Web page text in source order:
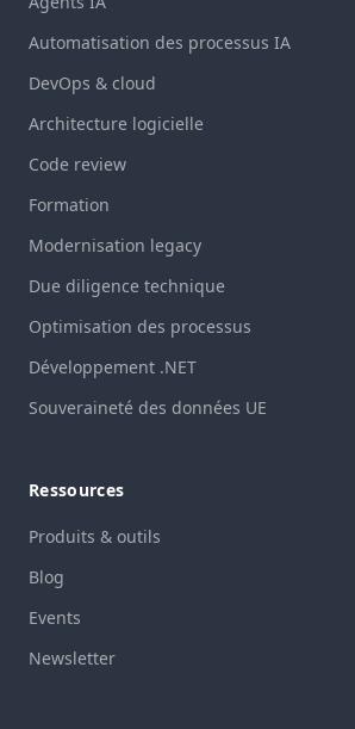
Automatisation des processus IA
DevOps & cloud
Architecture logicielle
Code review
Formation
Modernisation legacy
Due diligence technique
Optimisation des processus
Développement .NET
Souveraineté des données UE
Ressources
Produits & outils
Blog
Events
Newsletter